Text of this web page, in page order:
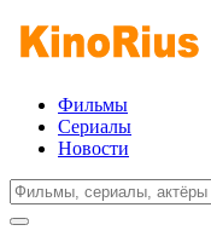
Фильмы
Сериалы
Новости